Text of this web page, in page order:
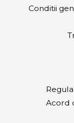
Conditii
Acord